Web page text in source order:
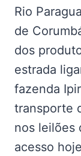
Rio
de
dos
estrada
fazenda
transporte
nos leilões
acesso